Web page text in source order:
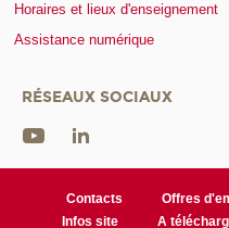
Horaires et lieux d'enseignement
Assistance numérique
RÉSEAUX SOCIAUX
Contacts Offres
Infos site
A